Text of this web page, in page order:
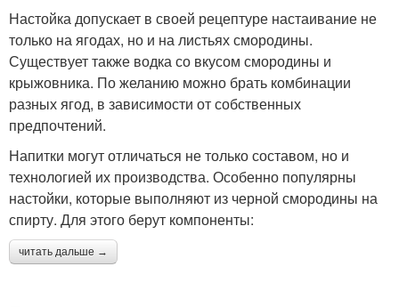
Настойка допускает в своей рецептуре настаивание не
только на ягодах, но и на листьях смородины.
Существует также водка со вкусом смородины и
крыжовника. По желанию можно брать комбинации
разных ягод, в зависимости от собственных
предпочтений.
Напитки могут отличаться не только составом, но и
технологией их производства. Особенно популярны
настойки, которые выполняют из черной смородины на
спирту. Для этого берут компоненты:
читать дальше →